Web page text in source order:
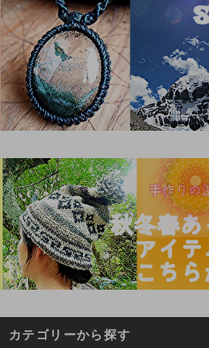
カテゴリーから探す